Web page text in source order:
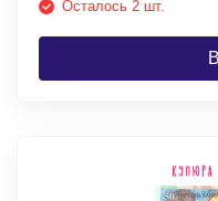
Осталось 2 шт.